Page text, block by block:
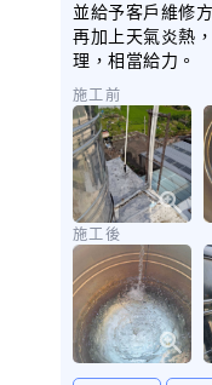
並給予客戶維修
再加上天氣炎熱
理，相當給力。
施工前
施工後